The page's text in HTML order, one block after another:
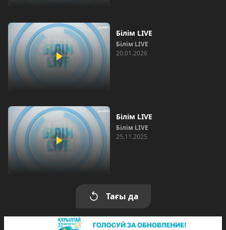
Білім LIVE
Білім LIVE
20.01.2026
Білім LIVE
Білім LIVE
25.11.2025
Тағы да